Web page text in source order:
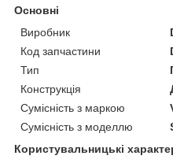
Основні
Виробник
Код запчастини
Тип
Конструкція
Сумісність з маркою
Сумісність з моделлю
Користувальницькі